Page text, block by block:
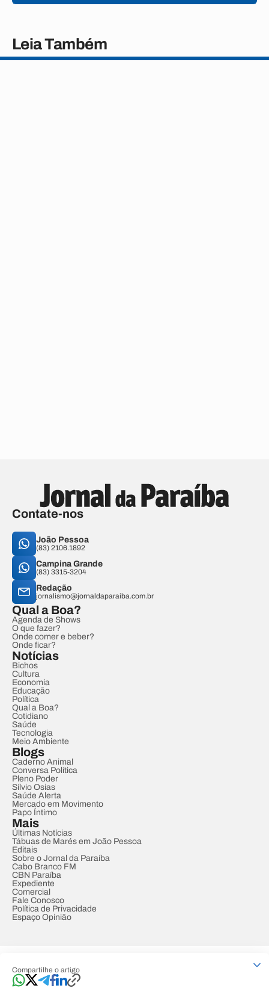
Compartilhe o artigo
Leia Também
Contate-nos
João Pessoa
(83) 2106.1892
Campina Grande
(83) 3315-3204
Redação
jornalismo@jornaldaparaiba.com.br
Qual a Boa?
Agenda de Shows
O que fazer?
Onde comer e beber?
Onde ficar?
Notícias
Bichos
Cultura
Economia
Educação
Política
Qual a Boa?
Cotidiano
Saúde
Tecnologia
Meio Ambiente
Blogs
Caderno Animal
Conversa Política
Pleno Poder
Sílvio Osias
Saúde Alerta
Mercado em Movimento
Papo Íntimo
Mais
Últimas Notícias
Tábuas de Marés em João Pessoa
Editais
Sobre o Jornal da Paraíba
Cabo Branco FM
CBN Paraíba
Expediente
Comercial
Fale Conosco
Política de Privacidade
Espaço Opinião
Developed by Designed by